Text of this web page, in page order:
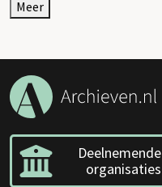
Meer
Deelnemende
organisaties